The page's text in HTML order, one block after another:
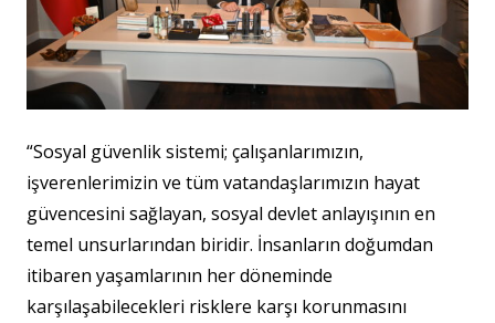
“Sosyal güvenlik sistemi; çalışanlarımızın,
işverenlerimizin ve tüm vatandaşlarımızın hayat
güvencesini sağlayan, sosyal devlet anlayışının en
temel unsurlarından biridir. İnsanların doğumdan
itibaren yaşamlarının her döneminde
karşılaşabilecekleri risklere karşı korunmasını